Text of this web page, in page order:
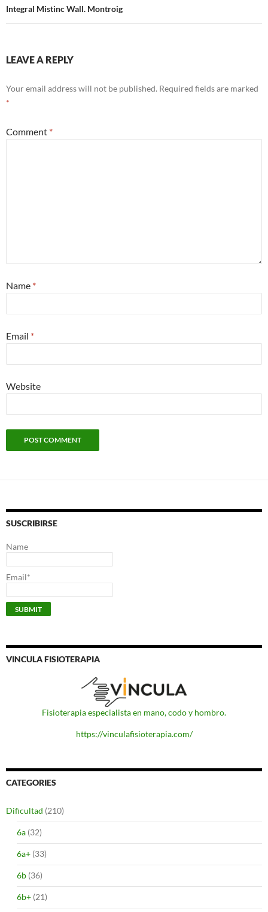
Integral Mistinc Wall. Montroig
LEAVE A REPLY
Your email address will not be published. Required fields are marked
*
Comment *
Name *
Email *
Website
SUSCRIBIRSE
Name
Email*
VINCULA FISIOTERAPIA
Fisioterapia especialista en mano, codo y hombro.
https://vinculafisioterapia.com/
CATEGORIES
Dificultad (210)
6a (32)
6a+ (33)
6b (36)
6b+ (21)